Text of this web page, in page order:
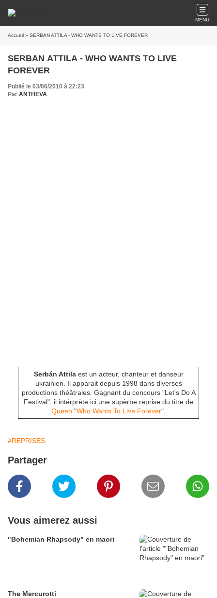
MENU
Accueil » SERBAN ATTILA - WHO WANTS TO LIVE FOREVER
SERBAN ATTILA - WHO WANTS TO LIVE
FOREVER
Publié le 03/06/2010 à 22:23
Par ANTHEVA
Serbán Attilaest un acteur, chanteur et danseur
ukrainien. Il apparait depuis 1998 dans diverses
productions théâtrales. Gagnant du concours "Let's Do A
Festival", il intérprète ici une supèrbe reprise du titre de
Queen "Who Wants To Live Forever".
#REPRISES
Partager
Vous aimerez aussi
"Bohemian Rhapsody" en maori
The Mercurotti